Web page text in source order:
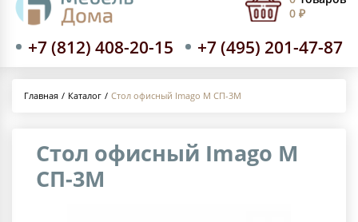
+7 (812) 408-20-15 +7 (495) 201-47-87
0 ₽
Главная Каталог Стол офисный Imago M СП-3М
Стол офисный Imago M
СП-3М